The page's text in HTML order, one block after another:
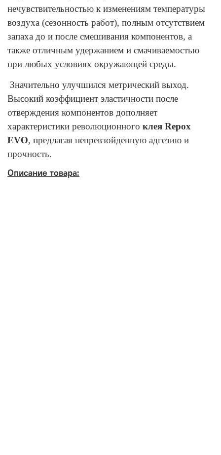
нечувствительностью к изменениям температуры
воздуха (сезонность работ), полным отсутствием
запаха до и после смешивания компонентов, а
также отличным удержанием и смачиваемостью
при любых условиях окружающей среды.
Значительно улучшился метрический выход.
Высокий коэффициент эластичности после
отверждения компонентов дополняет
характеристики революционного клея Repox
EVO, предлагая непревзойденную адгезию и
прочность.
Описание товара: